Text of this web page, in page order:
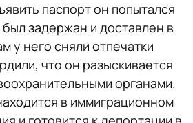
паспорт он попытался
задержан и доставлен в
у него сняли отпечатки
что он разыскивается
органами.
в иммиграционном